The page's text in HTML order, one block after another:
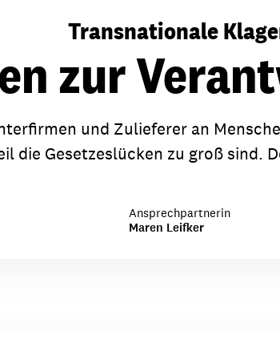
Stipendien
Transnationale
zur
und Zulieferer an
die Gesetzeslücken zu groß sind.
Ansprechpartnerin
Maren Leifker